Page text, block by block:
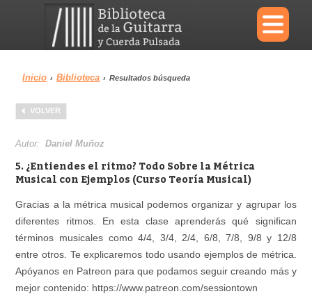
×
Menu
Biblioteca
Reproductor
Inicio › Biblioteca › Resultados búsqueda
VOLVER
Autor:Daniel Muñoz
5. ¿Entiendes el ritmo? Todo Sobre la Métrica
Musical con Ejemplos (Curso Teoría Musical)
Gracias a la métrica musical podemos organizar y agrupar los
diferentes ritmos. En esta clase aprenderás qué significan
términos musicales como 4/4, 3/4, 2/4, 6/8, 7/8, 9/8 y 12/8
entre otros. Te explicaremos todo usando ejemplos de métrica.
Apóyanos en Patreon para que podamos seguir creando más y
mejor contenido: https://www.patreon.com/sessiontown